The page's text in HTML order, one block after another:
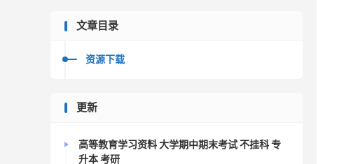
文章目录
资源下载
更新
高等教育学习资料 大学期中期末考试 不挂科 专
升本 考研